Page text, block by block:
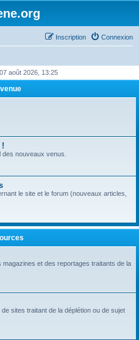
Connexion
Inscription
août 2026, 13:25
!
nouveaux venus.
le site et le forum (nouveaux articles,
et des reportages traitants de la
sites traitant de la déplétion ou de sujet